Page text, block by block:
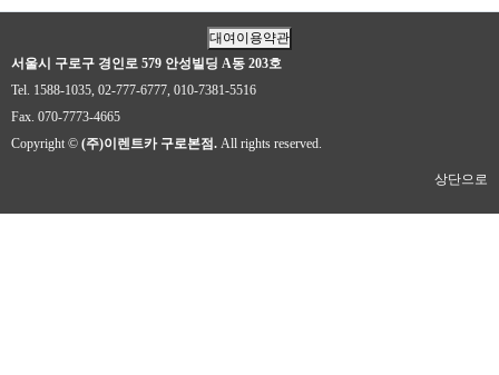
대여이용약관
서울시 구로구 경인로 579 안성빌딩 A동 203호
Tel. 1588-1035, 02-777-6777, 010-7381-5516
Fax. 070-7773-4665
Copyright © (주)이렌트카 구로본점. All rights reserved.
상단으로